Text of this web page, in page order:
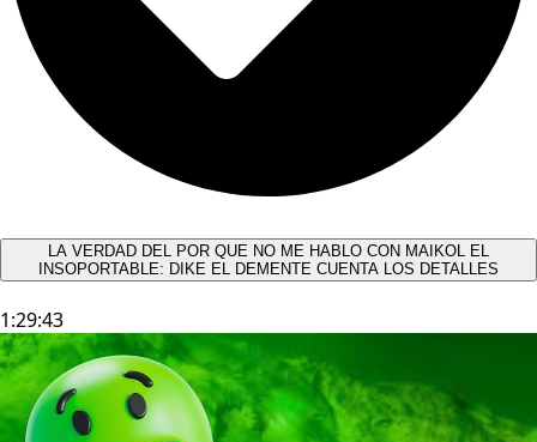
LA VERDAD DEL POR QUE NO ME HABLO CON MAIKOL EL
INSOPORTABLE: DIKE EL DEMENTE CUENTA LOS DETALLES
1:29:43